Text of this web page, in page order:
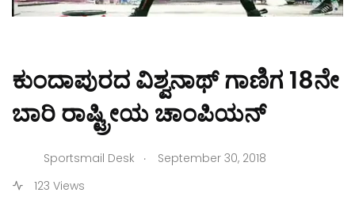
ಕುಂದಾಪುರದ ವಿಶ್ವನಾಥ್ ಗಾಣಿಗ 18ನೇ
ಬಾರಿ ರಾಷ್ಟ್ರೀಯ ಚಾಂಪಿಯನ್
Sportsmail Desk .
September 30, 2018
123 Views